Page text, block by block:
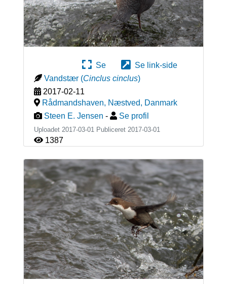
Se
Se link-side
Vandstær (Cinclus cinclus)
2017-02-11
Rådmandshaven, Næstved, Danmark
Steen E. Jensen - Se profil
Uploadet 2017-03-01 Publiceret 2017-03-01
1387